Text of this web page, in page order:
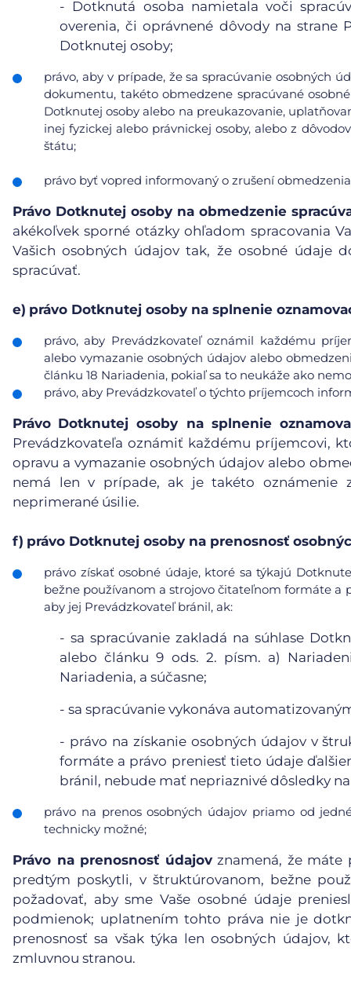
- Dotknutá osoba namietala voči
overenia, či oprávnené dôvody na strane
Dotknutej osoby;
právo, aby v prípade, že sa spracúvanie osobných
dokumentu, takéto obmedzene spracúvané
Dotknutej osoby alebo na preukazovanie,
inej fyzickej alebo právnickej osoby, alebo z
štátu;
právo byť vopred informovaný o zrušení
Právo Dotknutej osoby na obmedzenie
akékoľvek sporné otázky ohľadom spracovania
Vašich osobných údajov tak, že osobné
spracúvať.
e) právo Dotknutej osoby na splnenie
právo, aby Prevádzkovateľ oznámil každému
alebo vymazanie osobných údajov alebo
článku 18 Nariadenia, pokiaľ sa to neukáže ako
právo, aby Prevádzkovateľ o týchto príjemcoch
Právo Dotknutej osoby na splnenie
Prevádzkovateľa oznámiť každému príjemcovi,
opravu a vymazanie osobných údajov alebo
nemá len v prípade, ak je takéto oznámenie
neprimerané úsilie.
f) právo Dotknutej osoby na prenosnosť
právo získať osobné údaje, ktoré sa týkajú
bežne používanom a strojovo čitateľnom formáte a
aby jej Prevádzkovateľ bránil, ak:
-sa spracúvanie zakladá na súhlase
alebo článku 9 ods. 2. písm. a)
Nariadenia, a súčasne;
- sa spracúvanie vykonáva
- právo na získanie osobných údajov v
formáte a právo preniesť tieto údaje
bránil, nebude mať nepriaznivé dôsledky
právo na prenos osobných údajov priamo od
technicky možné;
Právo na prenosnosť údajovznamená, že máte
predtým poskytli, v štruktúrovanom, bežne
požadovať, aby sme Vaše osobné údaje
podmienok; uplatnením tohto práva nie je
prenosnosť sa však týka len osobných údajov,
zmluvnou stranou.